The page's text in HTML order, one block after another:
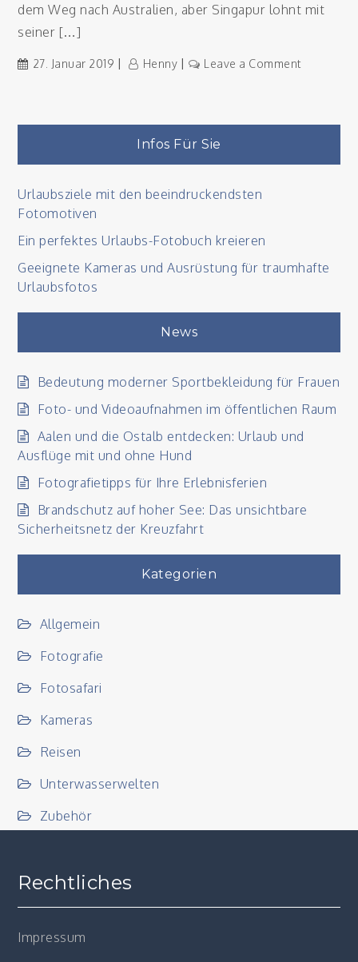
dem Weg nach Australien, aber Singapur lohnt mit
seiner […]
27. Januar 2019 Henny Leave a Commenton
Infos Für Sie
Urlaubsziele mit den beeindruckendsten
Fotomotiven
Ein perfektes Urlaubs-Fotobuch kreieren
Geeignete Kameras und Ausrüstung für traumhafte
Urlaubsfotos
News
Bedeutung moderner Sportbekleidung für Frauen
Foto- und Videoaufnahmen im öffentlichen Raum
Aalen und die Ostalb entdecken: Urlaub und
Ausflüge mit und ohne Hund
Fotografietipps für Ihre Erlebnisferien
Brandschutz auf hoher See: Das unsichtbare
Sicherheitsnetz der Kreuzfahrt
Kategorien
Allgemein
Fotografie
Fotosafari
Kameras
Reisen
Unterwasserwelten
Zubehör
Rechtliches
Impressum